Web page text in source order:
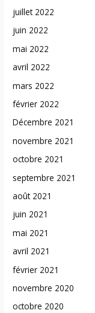
juillet 2022
juin 2022
mai 2022
avril 2022
mars 2022
février 2022
Décembre 2021
novembre 2021
octobre 2021
septembre 2021
août 2021
juin 2021
mai 2021
avril 2021
février 2021
novembre 2020
octobre 2020